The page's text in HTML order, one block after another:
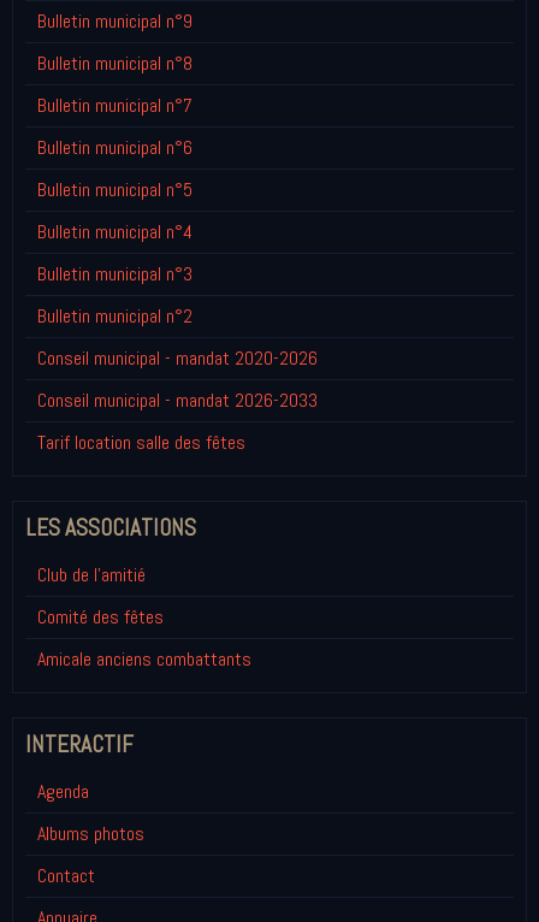
Bulletin municipal n°9
Bulletin municipal n°8
Bulletin municipal n°7
Bulletin municipal n°6
Bulletin municipal n°5
Bulletin municipal n°4
Bulletin municipal n°3
Bulletin municipal n°2
Conseil municipal - mandat 2020-2026
Conseil municipal - mandat 2026-2033
Tarif location salle des fêtes
LES ASSOCIATIONS
Club de l'amitié
Comité des fêtes
Amicale anciens combattants
INTERACTIF
Agenda
Albums photos
Contact